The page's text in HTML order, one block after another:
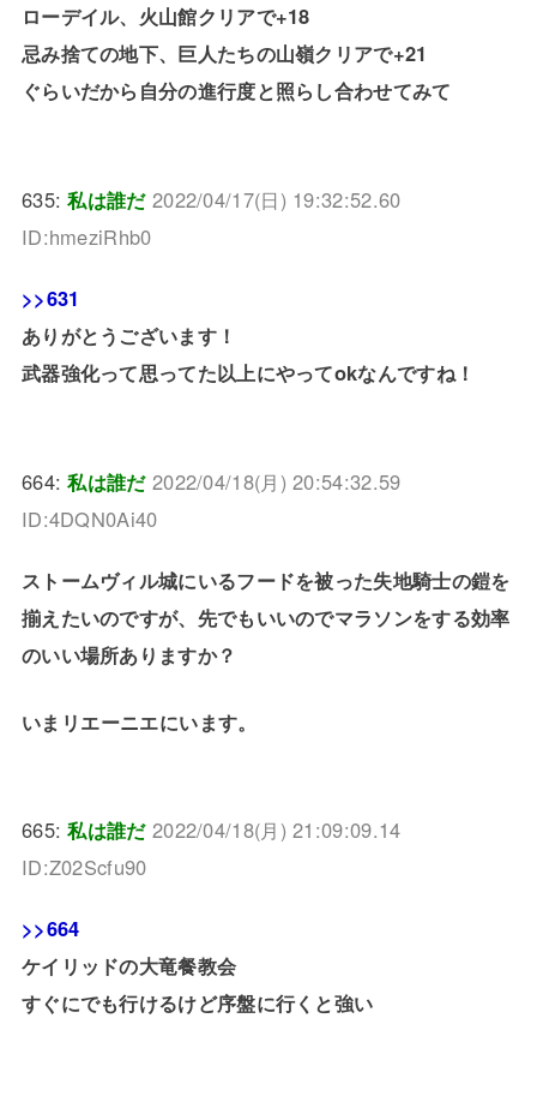
ローデイル、火山館クリアで+18
忌み捨ての地下、巨人たちの山嶺クリアで+21
ぐらいだから自分の進行度と照らし合わせてみて
635:私は誰だ 2022/04/17(日) 19:32:52.60
ID:hmeziRhb0
>>631
ありがとうございます！
武器強化って思ってた以上にやってokなんですね！
664:私は誰だ 2022/04/18(月) 20:54:32.59
ID:4DQN0Ai40
ストームヴィル城にいるフードを被った失地騎士の鎧を
揃えたいのですが、先でもいいのでマラソンをする効率
のいい場所ありますか？
いまリエーニエにいます。
665:私は誰だ 2022/04/18(月) 21:09:09.14
ID:Z02Scfu90
>>664
ケイリッドの大竜餐教会
すぐにでも行けるけど序盤に行くと強い